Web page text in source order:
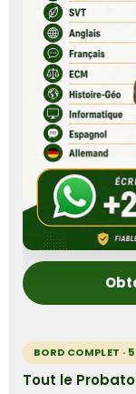
BORD COMPLET ·
Tout le